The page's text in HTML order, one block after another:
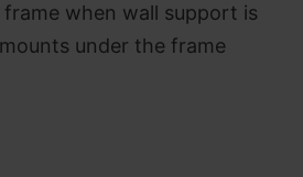
when wall support is
under the frame